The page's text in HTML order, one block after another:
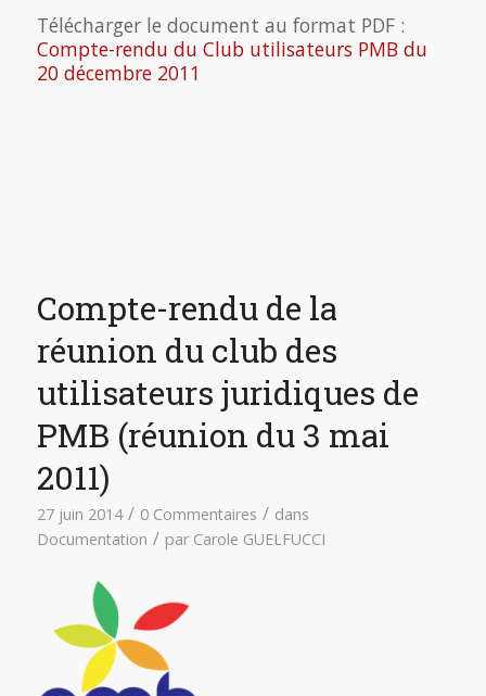
Télécharger le document au format PDF :
Compte-rendu du Club utilisateurs PMB du
20 décembre 2011
Compte-rendu de la
réunion du club des
utilisateurs juridiques de
PMB (réunion du 3 mai
2011)
27 juin 2014 / 0 Commentaires / dans
Documentation / par Carole GUELFUCCI